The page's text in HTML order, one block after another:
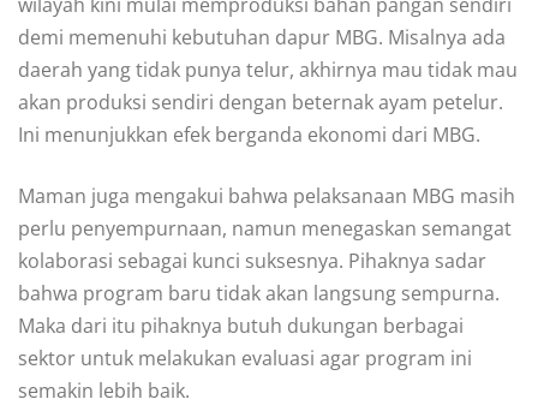
demi memenuhi kebutuhan dapur MBG. Misalnya ada
daerah yang tidak punya telur, akhirnya mau tidak mau
akan produksi sendiri dengan beternak ayam petelur.
Ini menunjukkan efek berganda ekonomi dari MBG.
Maman juga mengakui bahwa pelaksanaan MBG masih
perlu penyempurnaan, namun menegaskan semangat
kolaborasi sebagai kunci suksesnya. Pihaknya sadar
bahwa program baru tidak akan langsung sempurna.
Maka dari itu pihaknya butuh dukungan berbagai
sektor untuk melakukan evaluasi agar program ini
semakin lebih baik.